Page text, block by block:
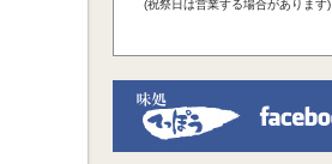
(祝祭日は営業する場合があります)